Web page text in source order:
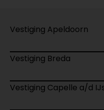
Vestiging Apeldoorn
Vestiging Breda
Vestiging Capelle a/d